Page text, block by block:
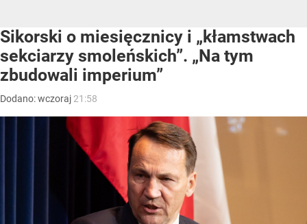
Sikorski o miesięcznicy i „kłamstwach
sekciarzy smoleńskich”. „Na tym
zbudowali imperium”
Dodano:wczoraj 21:58